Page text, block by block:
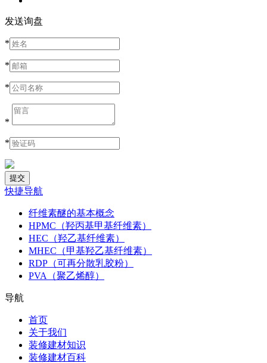
发送询盘
*
*
*
*
*
快捷导航
纤维素醚的基本概念
HPMC（羟丙基甲基纤维素）
HEC（羟乙基纤维素）
MHEC（甲基羟乙基纤维素）
RDP（可再分散乳胶粉）
PVA（聚乙烯醇）
导航
首页
关于我们
装修建材知识
装修建材百科